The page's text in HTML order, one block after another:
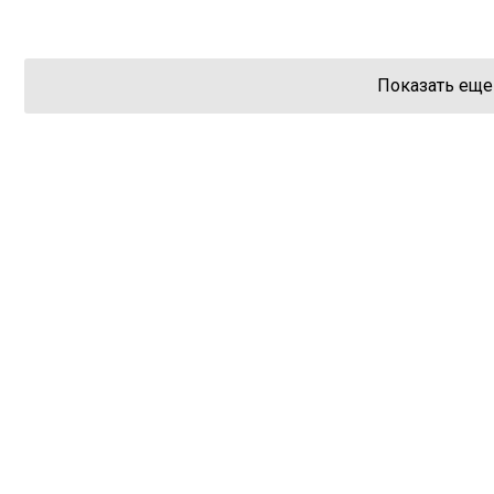
Показать